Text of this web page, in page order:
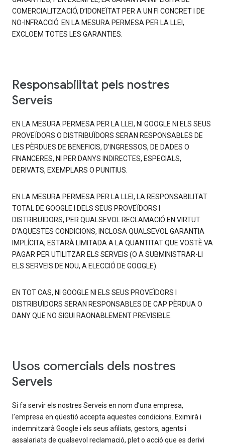
COMERCIALITZACIÓ, D’IDONEÏTAT PER A UN FI CONCRET I DE
NO-INFRACCIÓ. EN LA MESURA PERMESA PER LA LLEI,
EXCLOEM TOTES LES GARANTIES.
Responsabilitat pels nostres
Serveis
EN LA MESURA PERMESA PER LA LLEI, NI GOOGLE NI ELS SEUS
PROVEÏDORS O DISTRIBUÏDORS SERAN RESPONSABLES DE
LES PÈRDUES DE BENEFICIS, D’INGRESSOS, DE DADES O
FINANCERES, NI PER DANYS INDIRECTES, ESPECIALS,
DERIVATS, EXEMPLARS O PUNITIUS.
EN LA MESURA PERMESA PER LA LLEI, LA RESPONSABILITAT
TOTAL DE GOOGLE I DELS SEUS PROVEÏDORS I
DISTRIBUÏDORS, PER QUALSEVOL RECLAMACIÓ EN VIRTUT
D’AQUESTES CONDICIONS, INCLOSA QUALSEVOL GARANTIA
IMPLÍCITA, ESTARÀ LIMITADA A LA QUANTITAT QUE VOSTÈ VA
PAGAR PER UTILITZAR ELS SERVEIS (O A SUBMINISTRAR-LI
ELS SERVEIS DE NOU, A ELECCIÓ DE GOOGLE).
EN TOT CAS, NI GOOGLE NI ELS SEUS PROVEÏDORS I
DISTRIBUÏDORS SERAN RESPONSABLES DE CAP PÈRDUA O
DANY QUE NO SIGUI RAONABLEMENT PREVISIBLE.
Usos comercials dels nostres
Serveis
Si fa servir els nostres Serveis en nom d’una empresa,
l’empresa en qüestió accepta aquestes condicions. Eximirà i
indemnitzarà Google i els seus afiliats, gestors, agents i
assalariats de qualsevol reclamació, plet o acció que es derivi